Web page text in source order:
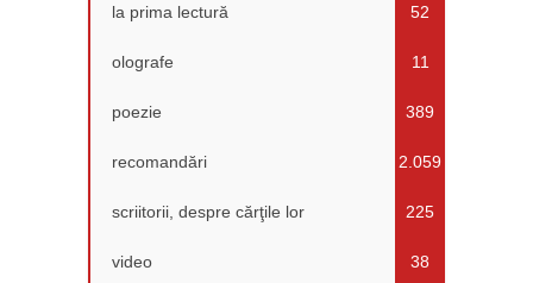
la prima lectură 52
olografe 11
poezie 389
recomandări 2.059
scriitorii, despre cărţile lor 225
video 38